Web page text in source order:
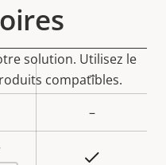
–
–
solution. Utilisez le
compatibles.